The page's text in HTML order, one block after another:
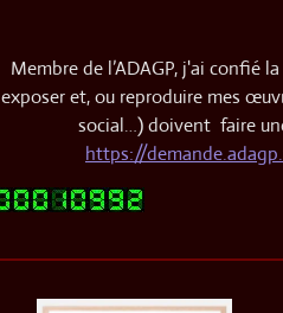
Membre de l’ADAGP, j'ai confié
exposer et, ou reproduire mes
social…) doivent faire
https://